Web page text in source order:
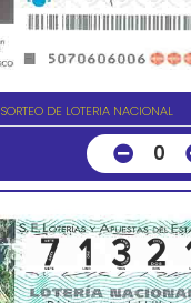
SORTEO DE LOTERIA NACIONAL
0